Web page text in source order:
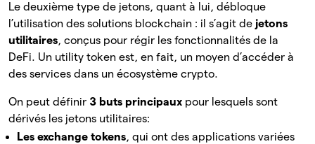
Le deuxième type de jetons, quant à lui, débloque
l’utilisation des solutions blockchain : il s’agit de jetons
utilitaires, conçus pour régir les fonctionnalités de la
DeFi. Un utility token est, en fait, un moyen d’accéder à
des services dans un écosystème crypto.
On peut définir 3 buts principaux pour lesquels sont
dérivés les jetons utilitaires:
Les exchange tokens, qui ont des applications variées